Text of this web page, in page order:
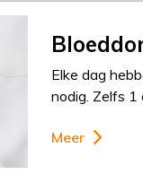
Elke dag
nodig. Zelfs 1
Meer